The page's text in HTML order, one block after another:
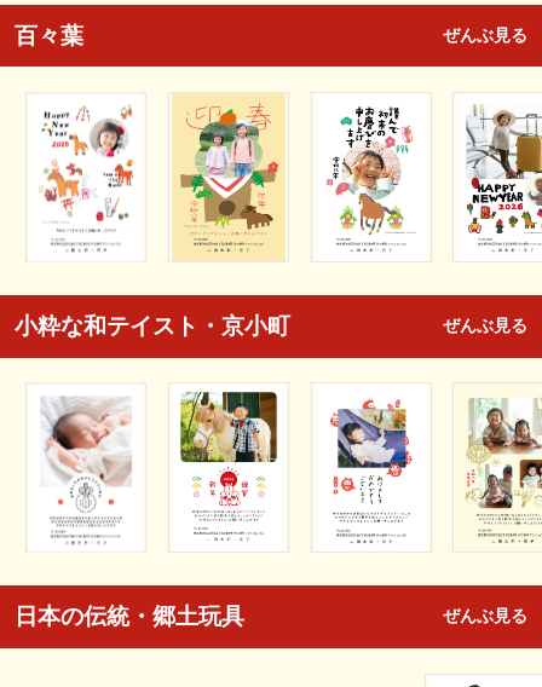
百々葉 ぜんぶ見る
小粋な和テイスト・京小町 ぜんぶ見る
日本の伝統・郷土玩具 ぜんぶ見る